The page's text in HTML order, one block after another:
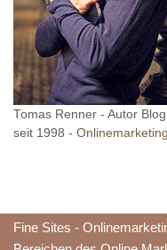
Tomas Renner - Autor
seit 1998 -
Fine Sites -